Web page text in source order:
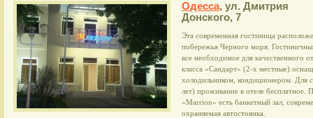
Одесса, ул. Дмитрия
Донского, 7
Эта современная гостиница
побережья Черного моря.
все необходимое для качественного
класса «Сандарт» (2-х местные)
холодильником, кондиционером. Для
лет) проживание в отеле бесплатное.
«Marrion» есть банкетный зал,
охраняемая автостоянка.